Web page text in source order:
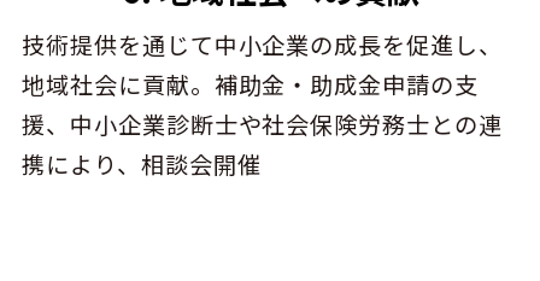
技術提供を通じて中小企業の成長を促進し、
地域社会に貢献。補助金・助成金申請の支
援、中小企業診断士や社会保険労務士との連
携により、相談会開催